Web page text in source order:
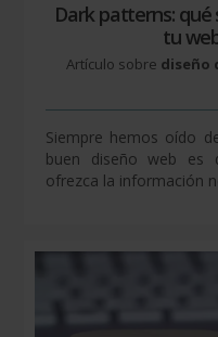
Dark patterns:
tu
Artículo sobre diseño
Siempre hemos oído
buen diseño web es
ofrezca la información